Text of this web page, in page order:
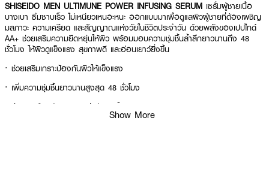
SHISEIDO MEN ULTIMUNE POWER INFUSING SERUM เซรั่มผู้ชายเนื้อ
บางเบา ซึมซาบเร็ว ไม่เหนียวเหนอะหนะ ออกแบบมาเพื่อดูแลผิวผู้ชายที่ต้องเผชิญ
มลภาวะ ความเครียด และสัญญาณแห่งวัยในชีวิตประจำวัน ด้วยพลังของเปปไทด์
AA+ ช่วยเสริมความยืดหยุ่นให้ผิว พร้อมมอบความชุ่มชื้นล้ำลึกยาวนานถึง 48
ชั่วโมง ให้ผิวดูแข็งแรง สุขภาพดี และอ่อนเยาว์ยิ่งขึ้น
· ช่วยเสริมเกราะป้องกันผิวให้แข็งแรง
· เพิ่มความชุ่มชื้นยาวนานสูงสุด 48 ชั่วโมง
· ช่วยลดเลือนสัญญาณแห่งวัยและริ้วรอย
Show More